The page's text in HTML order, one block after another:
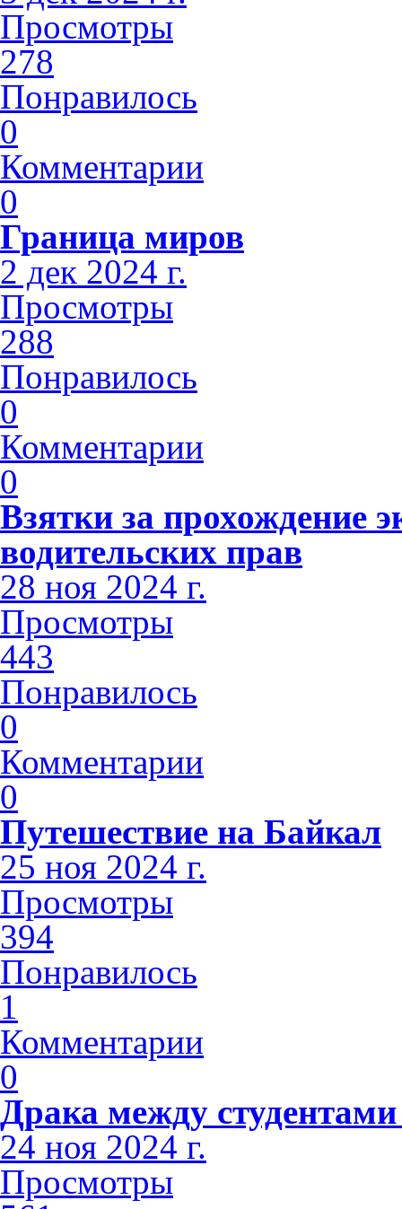
Просмотры
278
Понравилось
0
Комментарии
0
Граница миров
2 дек 2024 г.
Просмотры
288
Понравилось
0
Комментарии
0
Взятки за прохождение
водительских прав
28 ноя 2024 г.
Просмотры
443
Понравилось
0
Комментарии
0
Путешествие на Байкал
25 ноя 2024 г.
Просмотры
394
Понравилось
1
Комментарии
0
Драка между
24 ноя 2024 г.
Просмотры